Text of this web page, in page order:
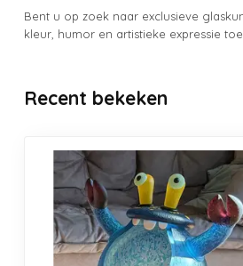
Bent u op zoek naar exclusieve
kleur, humor en artistieke expressie
Recent bekeken